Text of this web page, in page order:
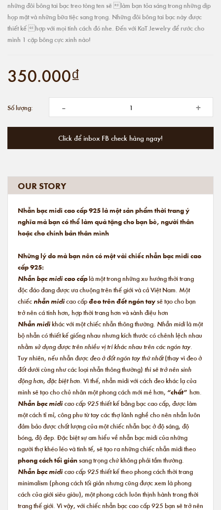
những đôi bông tai bạc treo tòng ten sẽ làm bạn tỏa sáng trong những dịp
họp mặt và những bữa tiệc sang trọng. Những đôi bông tai bạc này được
thiết kế hợp với mọi tính cách đó nhe. Đến với KaT Jewelry để rước cho
mình 1 cặp bông cực xinh nào!
350.000₫
Số lượng: - +
Click để inbox FB check hàng ngay!
OUR STORY
Nhẫn bạc midi cao cấp 925 là một sản phẩm thời trang ý
nghĩa mà bạn có thể làm quà tặng cho bạn bè, người thân
hoặc cho chính bản thân mình
Những lý do mà bạn nên có một vài chiếc nhẫn bạc midi cao
cấp 925:
Nhẫn bạc midi cao cấplà một trong những xu hướng thời trang
độc đáo đang được ưa chuộng trên thế giới và cả Việt Nam. Một
chiếcnhẫn midicao cấpđeo trên đốt ngón taysẽ tạo cho bạn
trở nên cá tính hơn, hợp thời trang hơn và sành điệu hơn
Nhẫn midikhác với một chiếc nhẫn thông thường. Nhẫn midilà một
bộ nhẫn có thiết kế giống nhau nhưng kích thước có chênh lệch nhau
nhằm sử dụng được trên nhiều vị trí khác nhau trên các ngón tay.
Tuy nhiên, nếu nhẫn được đeo ở đốt ngón tay thứ nhất(thay vì đeo ở
đốt dưới cùng như các loại nhẫn thông thường) thì sẽ trở nên sinh
động hơn, đặc biệt hơn. Vì thế, nhẫn midi với cách đeo khác lạ của
mình sẽ tạo cho chủ nhân một phong cách mới mẻ hơn, “chất” hơn.
Nhẫn bạc midi cao cấp 925thiết kế bằng bạc cao cấp, được làm
một cách tỉ mỉ, công phu từ tay các thợ lành nghề cho nên nhẫn luôn
đảm bảo được chất lượng của một chiếc nhẫn bạc ở độ sáng, độ
bóng, độ đẹp. Đặc biệt sự am hiểu về nhẫn bạc midi của những
người thợ khéo léo và tinh tế, sẽ tạo ra những chiếc nhẫn midi theo
phong cách tối giảnsang trọng chứ không phải tầm thường.
Nhẫn bạc midi cao cấp 925thiết kế theo phong cách thời trang
minimalism (phong cách tối giản nhưng cũng được xem là phong
cách của giới siêu giàu), một phong cách luôn thịnh hành trong thời
trang thế giới. Vì vậy, với chiếc nhẫn bạc cao cấp 925 bạn sẽ trở nên